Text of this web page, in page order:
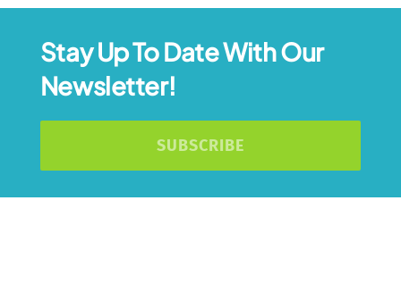
Stay Up To Date With Our
Newsletter!
SUBSCRIBE